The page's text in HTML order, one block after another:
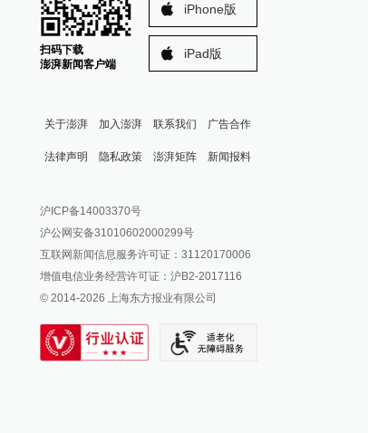
扫码下载
澎湃新闻客户端
iPhone版
iPad版
关于澎湃 加入澎湃 联系我们 广告合作
法律声明 隐私政策 澎湃矩阵
澎湃新闻公众号
澎湃新闻抖音号
派生万物开放平台
IP SHANGHAI
SIXTH TONE
新闻报料
报料邮箱: news@thepaper.cn
沪ICP备14003370号
沪公网安备31010602000299号
互联网新闻信息服务许可证：31120170006
增值电信业务经营许可证：沪B2-2017116
© 2014-2026 上海东方报业有限公司